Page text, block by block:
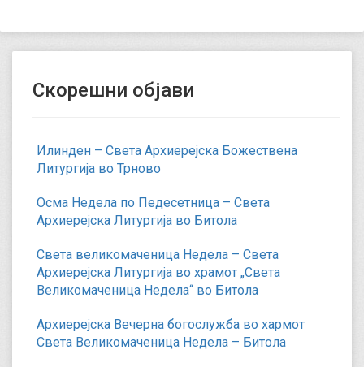
Скорешни објави
Илинден – Света Архиерејска Божествена
Литургија во Трново
Осма Недела по Педесетница – Света
Архиерејска Литургија во Битола
Света великомаченица Недела – Света
Архиерејска Литургија во храмот „Света
Великомаченица Недела“ во Битола
Архиерејска Вечерна богослужба во хармот
Света Великомаченица Недела – Битола